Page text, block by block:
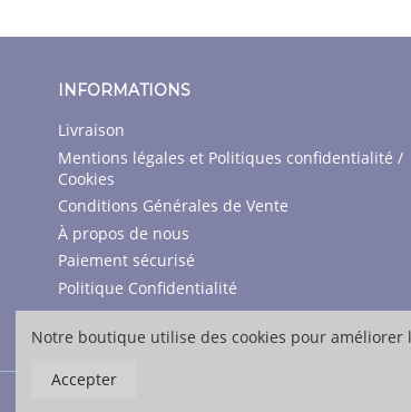
INFORMATIONS
Livraison
Mentions légales et Politiques confidentialité /
Cookies
Conditions Générales de Vente
À propos de nous
Paiement sécurisé
Politique Confidentialité
Contactez-nous
Notre boutique utilise des cookies pour
Accepter